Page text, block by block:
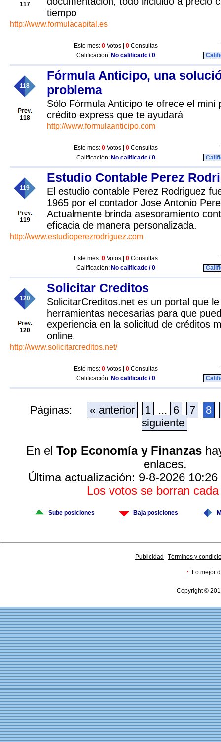
117
tiempo
http://www.formulacapital.es
Este mes: 0 Votos | 0 Consultas
Calificación: No calificado / 0
118
118
Fórmula Anticipo, una
problema
Sólo Fórmula Anticipo te ofrece el mini
crédito express que te ayudará
http://www.formulaanticipo.com
Este mes: 0 Votos | 0 Consultas
Calificación: No calificado / 0
119
119
Estudio Contable Perez
El estudio contable Perez Rodriguez
1965 por el contador Jose Antonio
Actualmente brinda asesoramiento
eficacia de manera personalizada.
http://www.estudioperezrodriguez.com
Este mes: 0 Votos | 0 Consultas
Calificación: No calificado / 0
120
120
Solicitar Creditos
SolicitarCreditos.net es un portal que
herramientas necesarias para que
experiencia en la solicitud de créditos
online.
http://www.solicitarcreditos.net/
Este mes: 0 Votos | 0 Consultas
Calificación: No calificado / 0
Páginas: « anterior 1 ... 6 7
8
siguiente
En el Top Economía y Finanzas
enlaces.
Última actualización: 9-8-2026
Los votos se borran
Sube posiciones Baja posiciones
Publicidad Términos y
· Lo mejor
Copyright ©